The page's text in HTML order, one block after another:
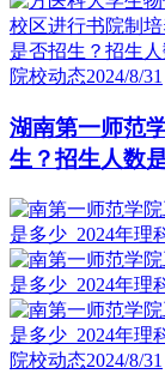
院校动态2024/8/31
湖南第一师范
生？招生人数
院校动态2024/8/31